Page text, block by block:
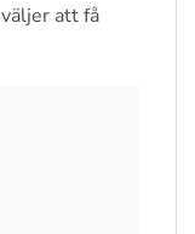
att få